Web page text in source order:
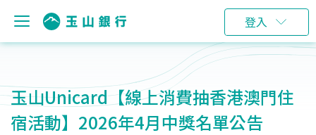
登入
玉山Unicard【線上消費抽香港澳門住
宿活動】2026年4月中獎名單公告